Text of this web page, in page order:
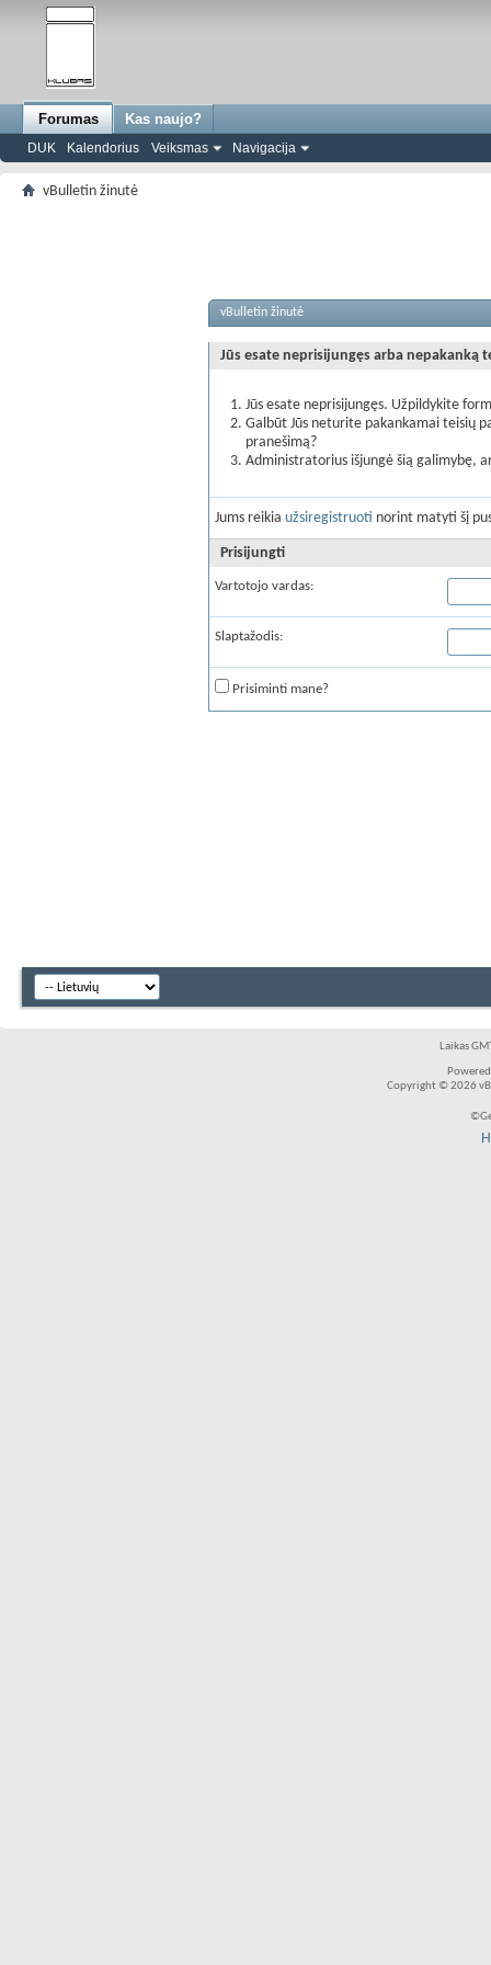
Forumas
DUK Kalendorius Veiksmas Navigacija
Kas naujo?
vBulletin žinutė
vBulletin žinutė
Jūs esate neprisijungęs arba nepakanką
Jūs esate neprisijungęs. Užpildykite
Galbūt Jūs neturite pakankamai teisių
pranešimą?
Administratorius išjungė šią galimybę,
Jums reikia užsiregistruoti norint matyti šį
Prisijungti
Vartotojo vardas:
Slaptažodis:
Prisiminti mane?
Laikas
Copyright © 2026